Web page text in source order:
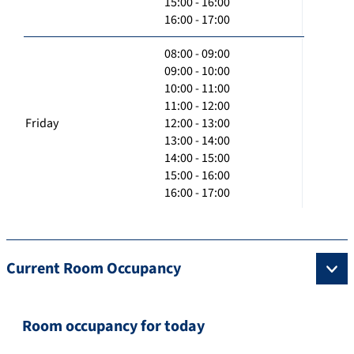
16:00 - 17:00
Friday
08:00 - 09:00
09:00 - 10:00
10:00 - 11:00
11:00 - 12:00
12:00 - 13:00
13:00 - 14:00
14:00 - 15:00
15:00 - 16:00
16:00 - 17:00
Current Room Occupancy
Room occupancy for today